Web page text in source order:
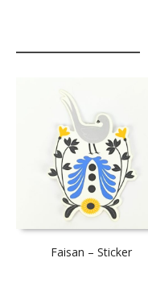
Faisan – Sticker